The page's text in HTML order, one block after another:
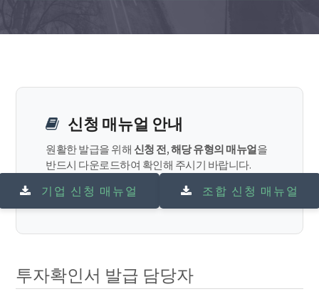
신청 매뉴얼 안내
원활한 발급을 위해 신청 전, 해당 유형의 매뉴얼을
반드시 다운로드하여 확인해 주시기 바랍니다.
기업 신청 매뉴얼 조합 신청 매뉴얼
투자확인서 발급 담당자